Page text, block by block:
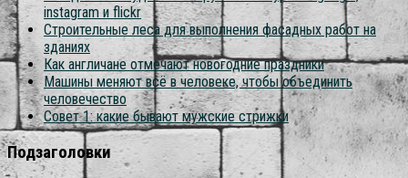
instagram и flickr
Строительные леса для выполнения фасадных работ на
зданиях
Как англичане отмечают новогодние праздники
Машины меняют всё в человеке, чтобы объединить
человечество
Совет 1: какие бывают мужские стрижки
Подзаголовки